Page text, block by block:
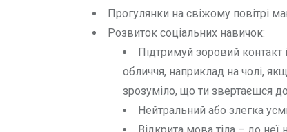
Прогулянки на свіжому повітрі
Розвиток соціальних навичок:
Підтримуй зоровий
обличчя, наприклад на чолі,
зрозуміло, що ти звертаєшся до
Нейтральний або злегка